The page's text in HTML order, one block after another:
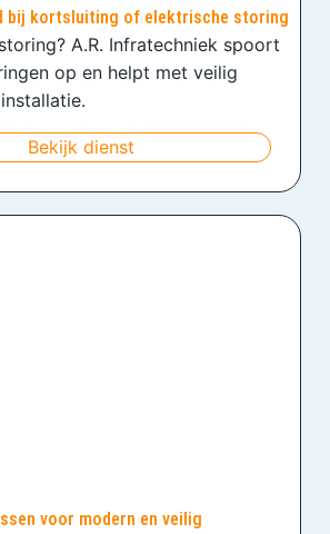
bij kortsluiting of elektrische storing
A.R. Infratechniek spoort
op en helpt met veilig
Bekijk dienst
voor modern en veilig